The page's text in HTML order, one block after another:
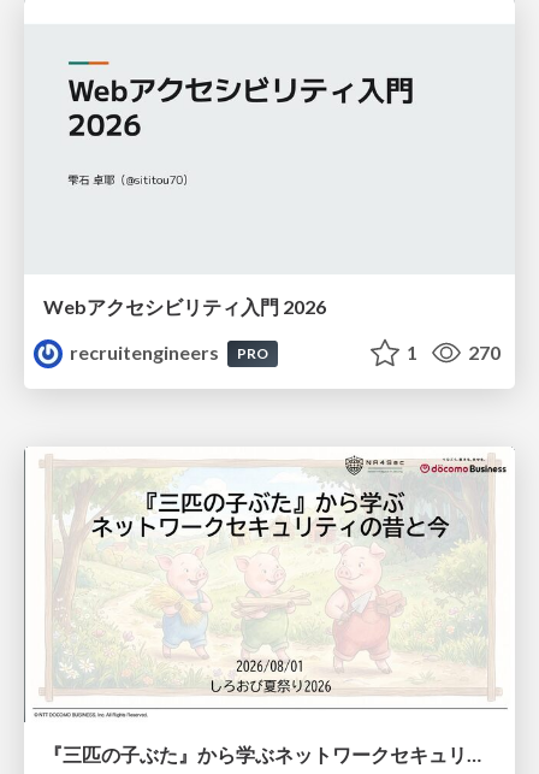
Webアクセシビリティ入門 2026
recruitengineers
PRO 1 270
『三匹の子ぶた』から学ぶネットワークセキュリティの昔と今 / Network Security: Then and Now Through the Lens of The Three Little Pigs